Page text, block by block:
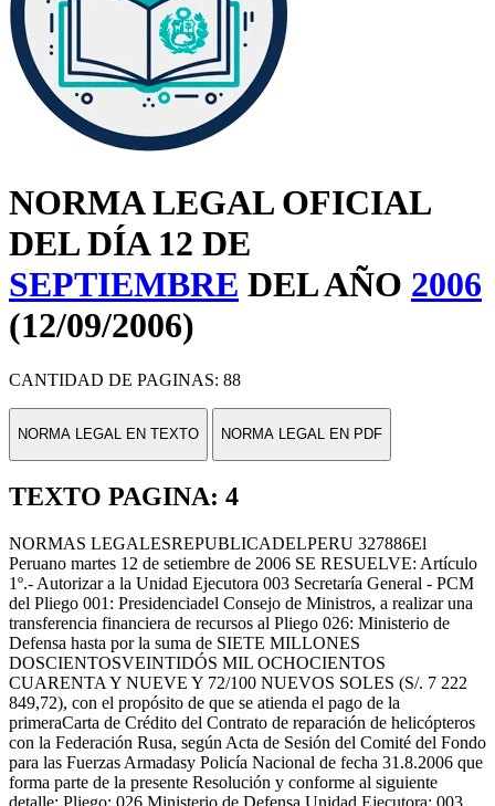
NORMA LEGAL OFICIAL
DEL DÍA 12 DE
SEPTIEMBRE DEL AÑO 2006
(12/09/2006)
CANTIDAD DE PAGINAS: 88
NORMA LEGAL EN TEXTO NORMA LEGAL EN PDF
TEXTO PAGINA: 4
NORMAS LEGALESREPUBLICADELPERU 327886El
Peruano martes 12 de setiembre de 2006 SE RESUELVE: Artículo
1º.- Autorizar a la Unidad Ejecutora 003 Secretaría General - PCM
del Pliego 001: Presidenciadel Consejo de Ministros, a realizar una
transferencia financiera de recursos al Pliego 026: Ministerio de
Defensa hasta por la suma de SIETE MILLONES
DOSCIENTOSVEINTIDÓS MIL OCHOCIENTOS
CUARENTA Y NUEVE Y 72/100 NUEVOS SOLES (S/. 7 222
849,72), con el propósito de que se atienda el pago de la
primeraCarta de Crédito del Contrato de reparación de helicópteros
con la Federación Rusa, según Acta de Sesión del Comité del Fondo
para las Fuerzas Armadasy Policía Nacional de fecha 31.8.2006 que
forma parte de la presente Resolución y conforme al siguiente